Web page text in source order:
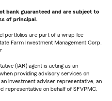
bank guaranteed and are subject to
of principal.
portfolios are part of a wrap fee
Farm Investment Management Corp.
(IAR) agent is acting as an
providing advisory services on
investment adviser representative, an
representative on behalf of SFVPMC.